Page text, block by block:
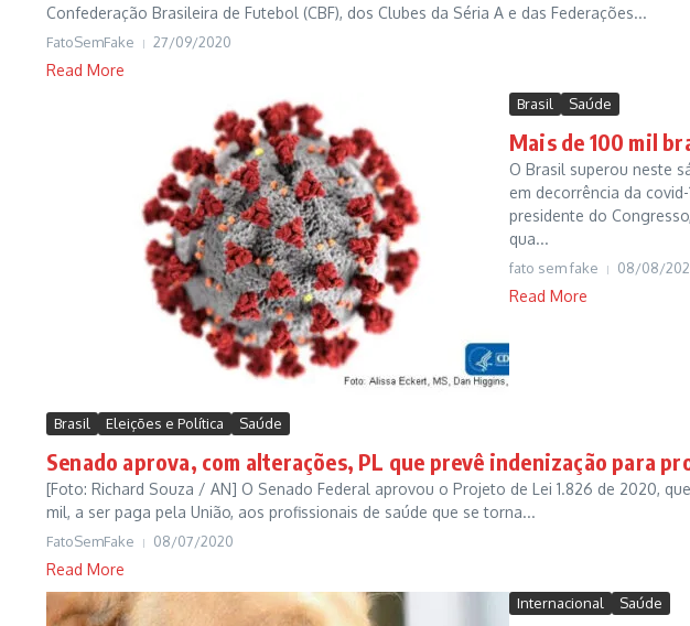
Confederação Brasileira de Futebol (CBF), dos Clubes da Séria A e das Federações...
FatoSemFake 27/09/2020
Read More
Brasil Saúde
Mais de 100 mil
O Brasil superou neste
em decorrência da
presidente do
qua...
fato sem fake 08/08/
Read More
Brasil Eleições e Política Saúde
Senado aprova, com alterações, PL que prevê indenização para
[Foto: Richard Souza / AN] O Senado Federal aprovou o Projeto de Lei 1.826 de 2020,
mil, a ser paga pela União, aos profissionais de saúde que se torna...
FatoSemFake 08/07/2020
Read More
Internacional Saúde